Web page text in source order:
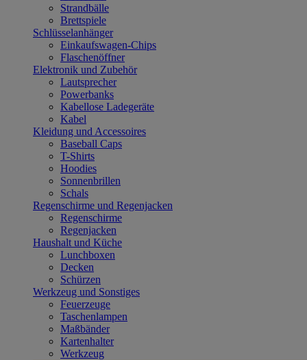
Strandbälle
Brettspiele
Schlüsselanhänger
Einkaufswagen-Chips
Flaschenöffner
Elektronik und Zubehör
Lautsprecher
Powerbanks
Kabellose Ladegeräte
Kabel
Kleidung und Accessoires
Baseball Caps
T-Shirts
Hoodies
Sonnenbrillen
Schals
Regenschirme und Regenjacken
Regenschirme
Regenjacken
Haushalt und Küche
Lunchboxen
Decken
Schürzen
Werkzeug und Sonstiges
Feuerzeuge
Taschenlampen
Maßbänder
Kartenhalter
Werkzeug